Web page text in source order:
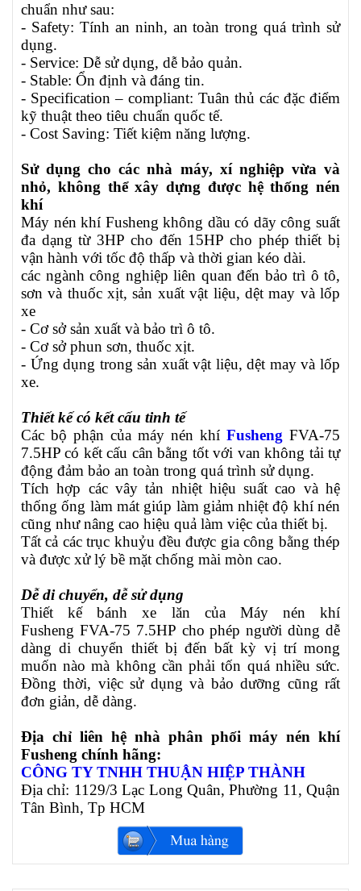
chuẩn như sau:
- Safety: Tính an ninh, an toàn trong quá trình sử
dụng.
- Service: Dễ sử dụng, dễ bảo quản.
- Stable: Ổn định và đáng tin.
- Specification – compliant: Tuân thủ các đặc điểm
kỹ thuật theo tiêu chuẩn quốc tế.
- Cost Saving: Tiết kiệm năng lượng.
Sử dụng cho các nhà máy, xí nghiệp vừa và
nhỏ, không thể xây dựng được hệ thống nén
khí
Máy nén khí Fusheng không dầu có dãy công suất
đa dạng từ 3HP cho đến 15HP cho phép thiết bị
vận hành với tốc độ thấp và thời gian kéo dài.
các ngành công nghiệp liên quan đến bảo trì ô tô,
sơn và thuốc xịt, sản xuất vật liệu, dệt may và lốp
xe
- Cơ sở sản xuất và bảo trì ô tô.
- Cơ sở phun sơn, thuốc xịt.
- Ứng dụng trong sản xuất vật liệu, dệt may và lốp
xe.
Thiết kế có kết cấu tinh tế
Các bộ phận của máy nén khí Fusheng FVA-75
7.5HP có kết cấu cân bằng tốt với van không tải tự
động đảm bảo an toàn trong quá trình sử dụng.
Tích hợp các vây tản nhiệt hiệu suất cao và hệ
thống ống làm mát giúp làm giảm nhiệt độ khí nén
cũng như nâng cao hiệu quả làm việc của thiết bị.
Tất cả các trục khuỷu đều được gia công bằng thép
và được xử lý bề mặt chống mài mòn cao.
Dễ di chuyển, dễ sử dụng
Thiết kế bánh xe lăn của Máy nén khí
Fusheng FVA-75 7.5HP cho phép người dùng dễ
dàng di chuyển thiết bị đến bất kỳ vị trí mong
muốn nào mà không cần phải tốn quá nhiều sức.
Đồng thời, việc sử dụng và bảo dưỡng cũng rất
đơn giản, dễ dàng.
Địa chỉ liên hệ nhà phân phối máy nén khí
Fusheng chính hãng:
CÔNG TY TNHH THUẬN HIỆP THÀNH
Địa chỉ: 1129/3 Lạc Long Quân, Phường 11, Quận
Tân Bình, Tp HCM